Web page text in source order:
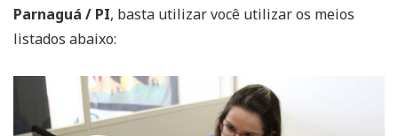
Parnaguá / PI, basta utilizar você utilizar os meios
listados abaixo: